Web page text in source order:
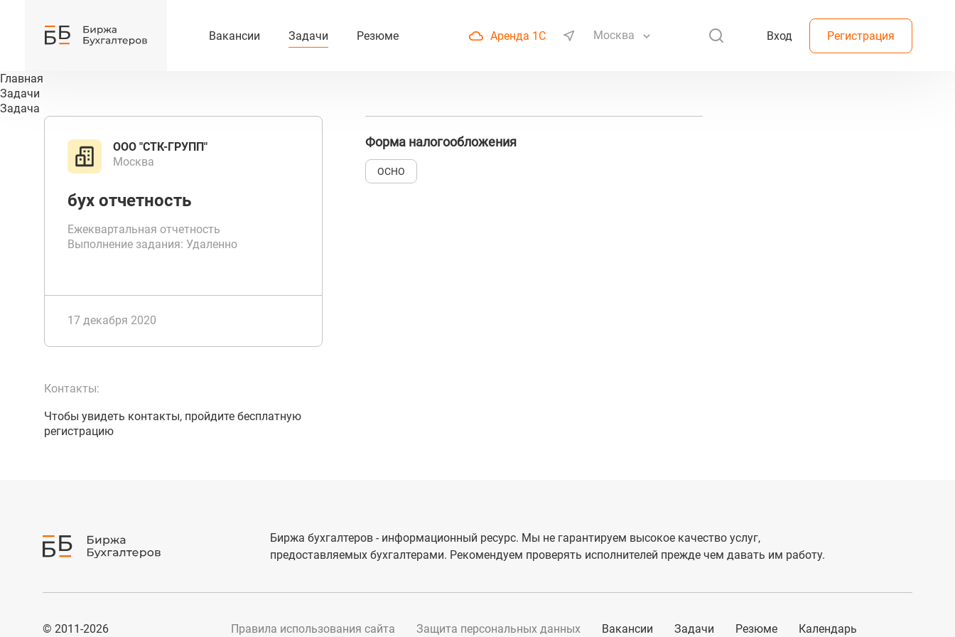
Вакансии Задачи Резюме Аренда 1С Москва Вход Регистрация
Главная
Задачи
Задача
ООО "СТК-ГРУПП"
Москва
бух отчетность
Ежеквартальная отчетность
Выполнение задания: Удаленно
17 декабря 2020
Контакты:
Чтобы увидеть контакты, пройдите бесплатную
регистрацию
Форма налогообложения
ОСНО
Биржа бухгалтеров - информационный ресурс. Мы не гарантируем высокое качество услуг,
предоставляемых бухгалтерами. Рекомендуем проверять исполнителей прежде чем давать им работу.
© 2011-2026 Правила использования сайта Защита персональных данных Вакансии Задачи Резюме Календарь